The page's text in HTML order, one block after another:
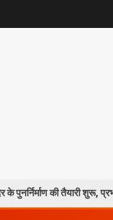
तैयारी शुरू, प्रभावितों के